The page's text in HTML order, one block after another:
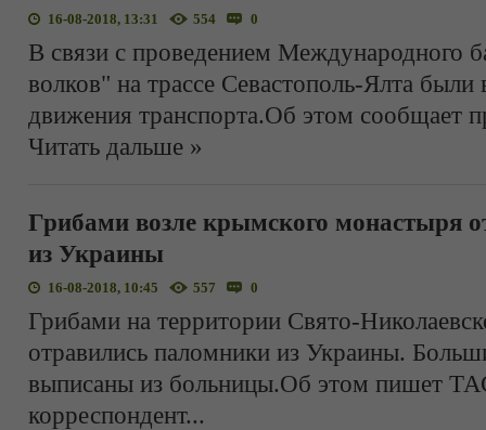
16-08-2018, 13:31 554 0
В связи с проведением Международного
волков" на трассе Севастополь-Ялта были
движения транспорта.Об этом сообщает
Читать дальше »
Грибами возле крымского монастыря
из Украины
16-08-2018, 10:45 557 0
Грибами на территории Свято-
отравились паломники из Украины.
выписаны из больницы.Об этом пишет
корреспондент...